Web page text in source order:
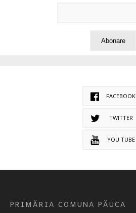
FACEBOOK
TWITTER
YOU TUBE
PRIMĂRIA COMUNA PĂUCA